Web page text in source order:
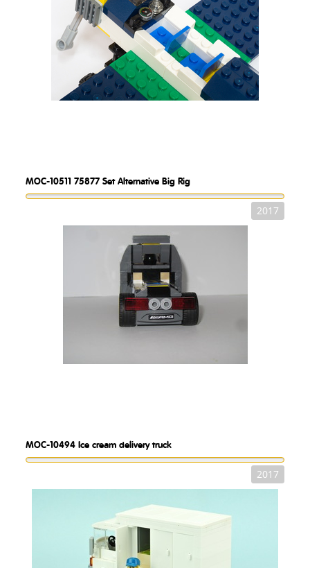
MOC-10511 75877 Set Alternative Big Rig
2017
MOC-10494 Ice cream delivery truck
2017